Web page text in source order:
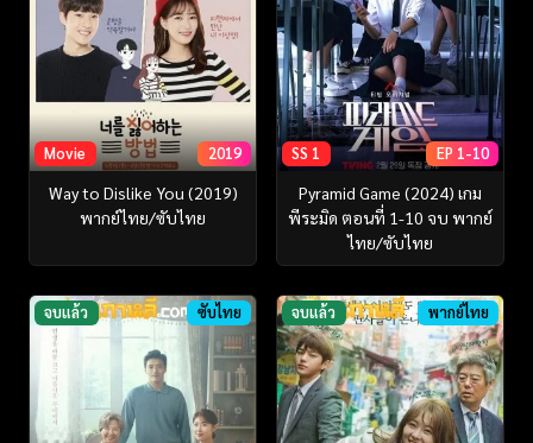
Movie 2019
Way to Dislike You (2019)
พากย์ไทย/ซับไทย
SS 1 EP 1-10
Pyramid Game (2024) เกม
พีระมิด ตอนที่ 1-10 จบ พากย์
ไทย/ซับไทย
จบแล้ว ซับไทย จบแล้ว พากย์ไทย